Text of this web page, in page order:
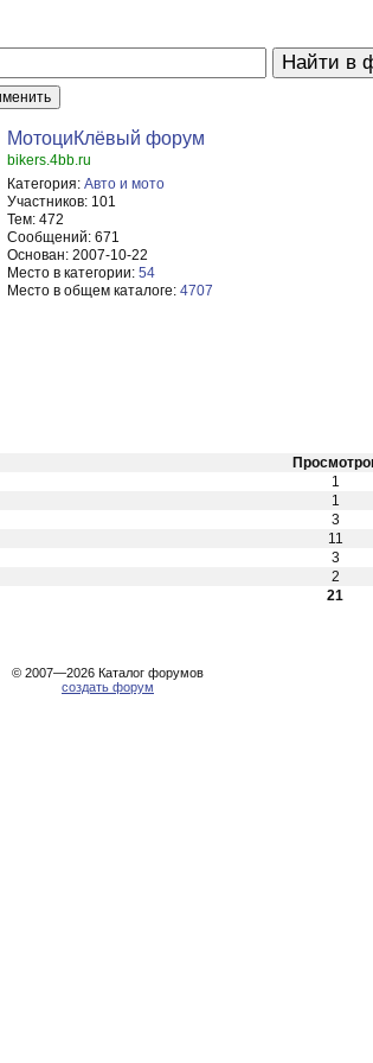
МотоциКлёвый форум
bikers.4bb.ru
Категория: Авто и мото
Участников: 101
Тем: 472
Сообщений: 671
Основан: 2007-10-22
Место в категории: 54
Место в общем каталоге: 4707
1
1
3
11
3
2
21
© 2007—2026 Каталог форумов
создать форум